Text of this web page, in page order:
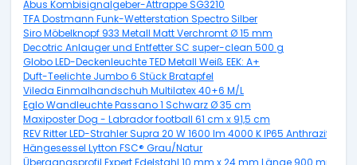
Abus Kombisignalgeber-Attrappe SG3210
TFA Dostmann Funk-Wetterstation Spectro Silber
Siro Möbelknopf 933 Metall Matt Verchromt Ø 15 mm
Decotric Anlauger und Entfetter SC super-clean 500 g
Globo LED-Deckenleuchte TED Metall Weiß EEK: A+
Duft-Teelichte Jumbo 6 Stück Bratapfel
Vileda Einmalhandschuh Multilatex 40+6 M/L
Eglo Wandleuchte Passano 1 Schwarz Ø 35 cm
Maxiposter Dog - Labrador football 61 cm x 91,5 cm
REV Ritter LED-Strahler Supra 20 W 1600 lm 4000 K IP65 Anthrazit
Hängesessel Lytton FSC® Grau/Natur
Übergangsprofil Expert Edelstahl 10 mm x 24 mm Länge 900 mm